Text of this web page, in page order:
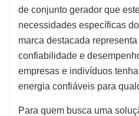
de conjunto gerador que
necessidades específicas
marca destacada
confiabilidade e
empresas e indivíduos
energia confiáveis para
Para quem busca uma